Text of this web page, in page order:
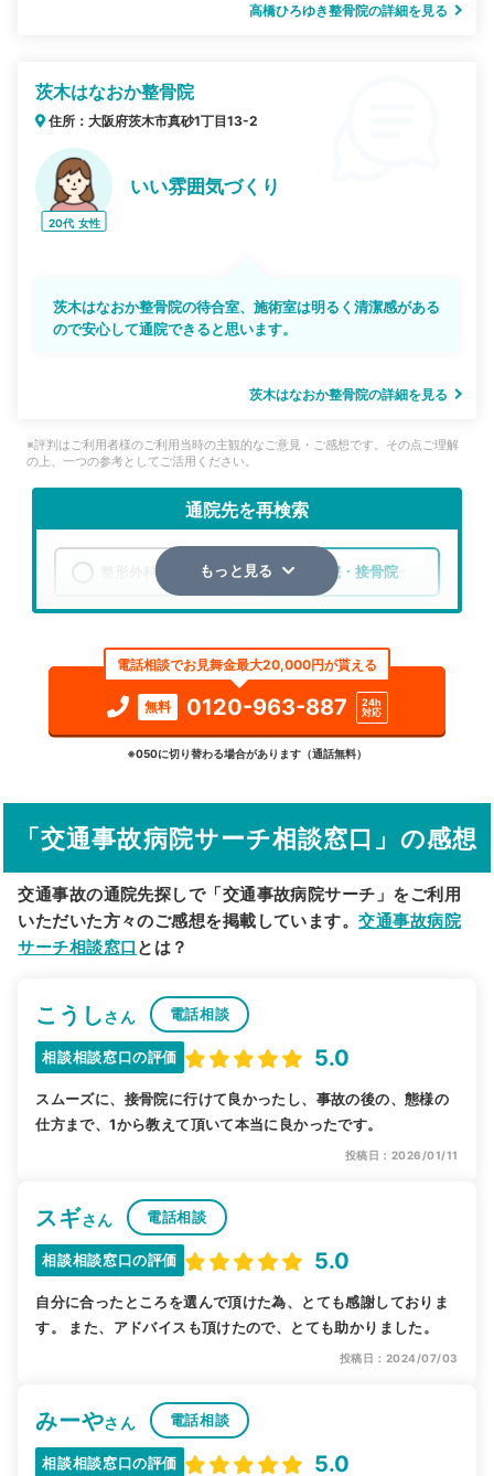
高橋ひろゆき整骨院の詳細を見る
茨木はなおか整骨院
住所：大阪府茨木市真砂1丁目13-2
20代 女性
いい雰囲気づくり
茨木はなおか整骨院の待合室、施術室は明るく清潔感がある
ので安心して通院できると思います。
茨木はなおか整骨院の詳細を見る
※評判はご利用者様のご利用当時の主観的なご意見・ご感想です。その点ご理解
の上、一つの参考としてご活用ください。
通院先を再検索
整形外科 整骨院・接骨院
検索する
詳細条件で絞り込む
駅から探す 院名から探す
もっと見る
電話相談でお見舞金最大20,000円が貰える
無料 0120-963-887
24h
対応
※050に切り替わる場合があります（通話無料）
「交通事故病院サーチ相談窓口」の感想
交通事故の通院先探しで「交通事故病院サーチ」をご利用
いただいた方々のご感想を掲載しています。交通事故病院
サーチ相談窓口 とは？
こうしさん 電話相談
相談相談窓口の評価 5.0
スムーズに、接骨院に行けて良かったし、事故の後の、態様の
仕方まで、1から教えて頂いて本当に良かったです。
投稿日：2026/01/11
スギさん 電話相談
相談相談窓口の評価 5.0
自分に合ったところを選んで頂けた為、とても感謝しておりま
す。 また、アドバイスも頂けたので、とても助かりました。
投稿日：2024/07/03
みーやさん 電話相談
相談相談窓口の評価 5.0